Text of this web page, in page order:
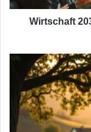
Zukunft
vorbereitet
Wirtschaft
Mehr
Lebensqualität,
weniger
Pendeln
Warum